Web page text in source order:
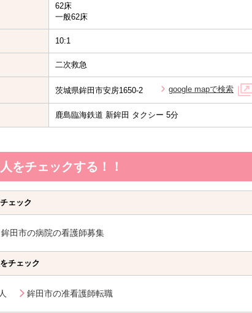
62床
一般62床
10:1
二次救急
茨城県鉾田市安房1650-2 google mapで検索
鹿島臨海鉄道 新鉾田 タクシー 5分
をチェックする！！
ェック
鉾田市の病院の看護師募集
チェック
鉾田市の准看護師転職